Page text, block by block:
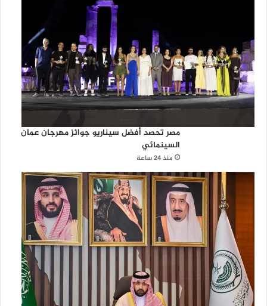
مصر تحصد أفضل سيناريو جوائز مهرجان عمان
السينمائي
منذ 24 ساعة